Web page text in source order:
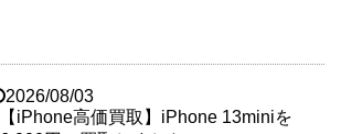
2026/08/03
【iPhone高価買取】iPhone 13miniを